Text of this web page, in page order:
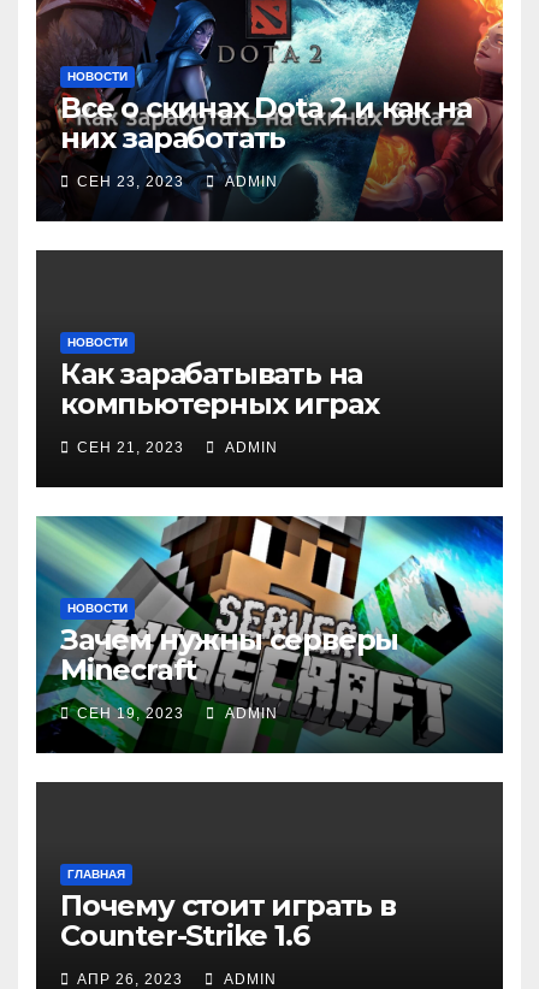
НОВОСТИ
Все о скинах Dota 2 и как на
них заработать
СЕН 23, 2023 ADMIN
НОВОСТИ
Как зарабатывать на
компьютерных играх
СЕН 21, 2023 ADMIN
НОВОСТИ
Зачем нужны серверы
Minecraft
СЕН 19, 2023 ADMIN
ГЛАВНАЯ
Почему стоит играть в
Counter-Strike 1.6
АПР 26, 2023 ADMIN